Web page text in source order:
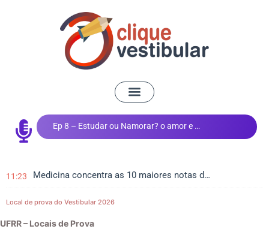
Ep 8 – Estudar ou Namorar? o amor e os estudos
11:23 Medicina concentra as 10 maiores notas do Vestibular de Inverno da UEM
Local de prova do Vestibular 2026
UFRR – Locais de Prova